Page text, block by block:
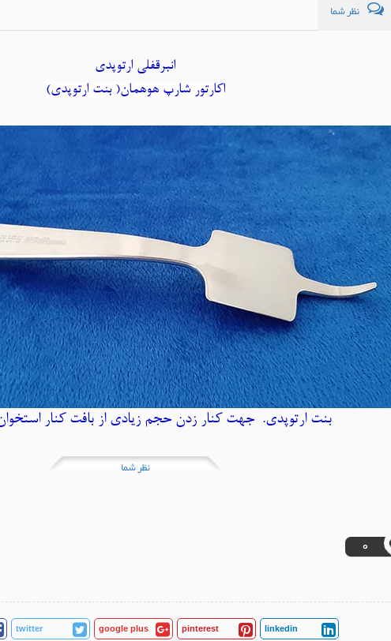
نظر شما
انبرقفلی ارتوپدی
اکارتور شارپ هوهمان( بنت ارتوپدی)
بنت ارتوپدی. جهت کنار زدن حجم زیادی از بافت کنار استخوان
نظر شما
0
twitter google plus pinterest linkedin